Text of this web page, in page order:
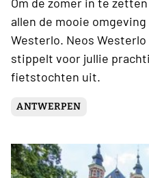
allen de mooie
Westerlo. Neos
stippelt voor jullie
fietstochten uit.
ANTWERPEN